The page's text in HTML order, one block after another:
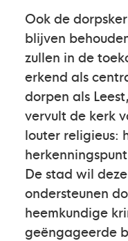
Ook de
blijven
zullen in de
erkend als
dorpen als
vervult de kerk
louter religieus:
De stad wil
ondersteunen
heemkundige
geëngageerde